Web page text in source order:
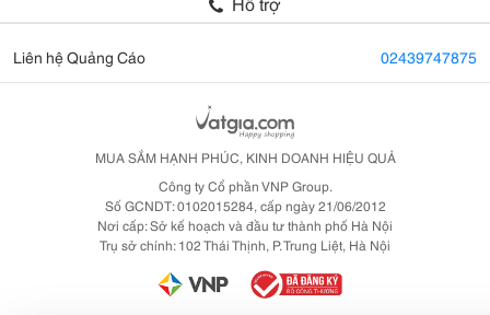
Liên hệ Quảng Cáo 02439747875
MUA SẮM HẠNH PHÚC, KINH DOANH HIỆU QUẢ
Công ty Cổ phần VNP Group.
Số GCNDT: 0102015284, cấp ngày 21/06/2012
Nơi cấp: Sở kế hoạch và đầu tư thành phố Hà Nội
Trụ sở chính: 102 Thái Thịnh, P. Trung Liệt, Hà Nội